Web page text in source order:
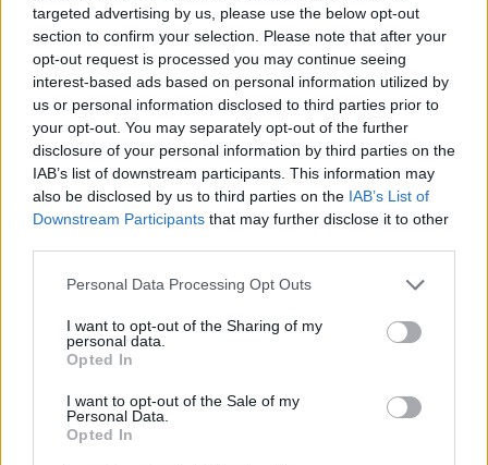
targeted advertising by us, please use the below opt-out
section to confirm your selection. Please note that after your
opt-out request is processed you may continue seeing
interest-based ads based on personal information utilized by
us or personal information disclosed to third parties prior to
your opt-out. You may separately opt-out of the further
disclosure of your personal information by third parties on the
IAB’s list of downstream participants. This information may
also be disclosed by us to third parties on the IAB’s List of
Downstream Participants that may further disclose it to other
Personal Data Processing Opt Outs
I want to opt-out of the Sharing of my
personal data.
Opted In
I want to opt-out of the Sale of my
Personal Data.
Opted In
Publié parKCheu